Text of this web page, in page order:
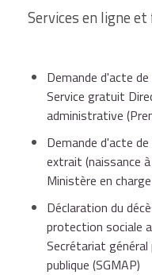
Services en ligne
Demande d'acte
Service gratuit
administrative
Demande d'acte
extrait (naissance
Ministère en
Déclaration du
protection sociale
Secrétariat
publique (SGMAP)